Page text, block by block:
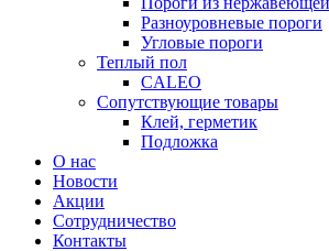
Разноуровневые пороги
Угловые пороги
Теплый пол
CALEO
Сопутствующие товары
Клей, герметик
Подложка
О нас
Новости
Акции
Сотрудничество
Контакты